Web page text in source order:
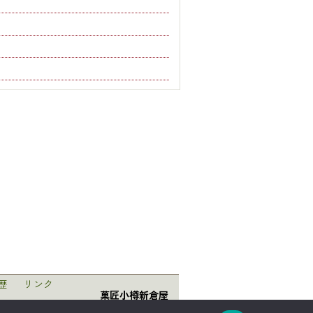
リンク
菓匠小樽新倉屋